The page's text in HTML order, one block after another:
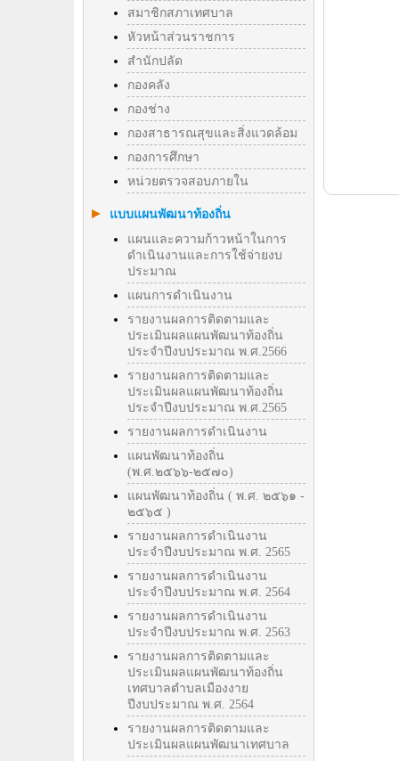
สมาชิกสภาเทศบาล
หัวหน้าส่วนราชการ
สำนักปลัด
กองคลัง
กองช่าง
กองสาธารณสุขและสิ่งแวดล้อม
กองการศึกษา
หน่วยตรวจสอบภายใน
แบบแผนพัฒนาท้องถิ่น
แผนและความก้าวหน้าในการ
ดำเนินงานและการใช้จ่ายงบ
ประมาณ
แผนการดำเนินงาน
รายงานผลการติดตามและ
ประเมินผลแผนพัฒนาท้องถิ่น
ประจำปีงบประมาณ พ.ศ.2566
รายงานผลการติดตามและ
ประเมินผลแผนพัฒนาท้องถิ่น
ประจำปีงบประมาณ พ.ศ.2565
รายงานผลการดำเนินงาน
แผนพัฒนาท้องถิ่น
(พ.ศ.๒๕๖๖-๒๕๗๐)
แผนพัฒนาท้องถิ่น ( พ.ศ. ๒๕๖๑ -
๒๕๖๕ )
รายงานผลการดำเนินงาน
ประจำปีงบประมาณ พ.ศ. 2565
รายงานผลการดำเนินงาน
ประจำปีงบประมาณ พ.ศ. 2564
รายงานผลการดำเนินงาน
ประจำปีงบประมาณ พ.ศ. 2563
รายงานผลการติดตามและ
ประเมินผลแผนพัฒนาท้องถิ่น
เทศบาลตำบลเมืองงาย
ปีงบประมาณ พ.ศ. 2564
รายงานผลการติดตามและ
ประเมินผลแผนพัฒนาเทศบาล